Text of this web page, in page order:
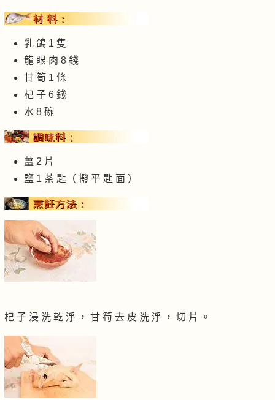
乳 鴿 1 隻
龍 眼 肉 8 錢
甘 筍 1 條
杞 子 6 錢
水 8 碗
薑 2 片
鹽 1 茶 匙（ 撥 平 匙 面 ）
杞 子 浸 洗 乾 淨 ， 甘 筍 去 皮 洗 淨 ， 切 片 。